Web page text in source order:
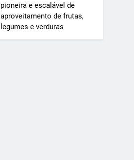
pioneira e escalável de
aproveitamento de frutas,
legumes e verduras